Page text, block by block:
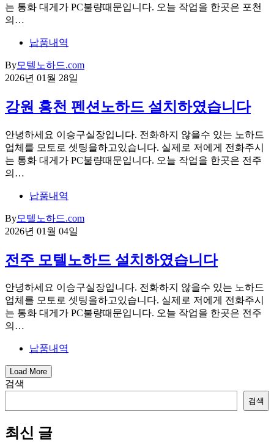
는 통화 대게가 PC불량때문입니다. 오늘 작업을 한곳은 포천
의…
납품내역
By모텔노하드.com
2026년 01월 28일
강원 홍천 펜션노하드 설치하였습니다
안녕하세요 이승구실장입니다. 전화하지 않을수 있는 노하드
업체를 모토로 셋팅을하고있습니다. 실제로 저에게 전화주시
는 통화 대게가 PC불량때문입니다. 오늘 작업을 한곳은 전주
의…
납품내역
By모텔노하드.com
2026년 01월 04일
전주 모텔노하드 설치하였습니다
안녕하세요 이승구실장입니다. 전화하지 않을수 있는 노하드
업체를 모토로 셋팅을하고있습니다. 실제로 저에게 전화주시
는 통화 대게가 PC불량때문입니다. 오늘 작업을 한곳은 전주
의…
납품내역
Load More
검색
검색
최신 글